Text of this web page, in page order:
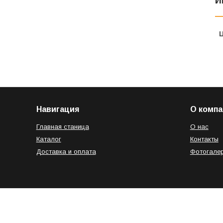
Навигация
Главная станица
Каталог
Доставка и оплата
О
О нас
Контакты